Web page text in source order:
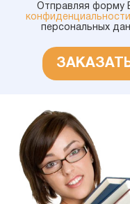
Отправляя форму
конфиденциальности
персональных